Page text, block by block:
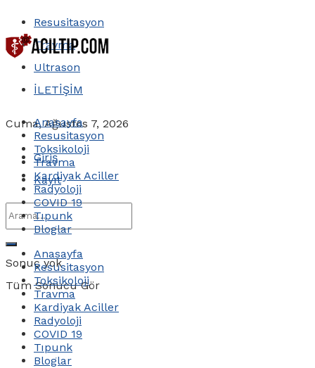
Resusitasyon
Travma
Ultrason
İLETİŞİM
Cuma, Ağustos 7, 2026
Giriş
Kayıt
Sonuç yok
Tüm Sonucu Gör
Anasayfa
Resusitasyon
Toksikoloji
Travma
Kardiyak Aciller
Radyoloji
COVID 19
Tıpunk
Bloglar
Anasayfa
Resusitasyon
Toksikoloji
Travma
Kardiyak Aciller
Radyoloji
COVID 19
Tıpunk
Bloglar